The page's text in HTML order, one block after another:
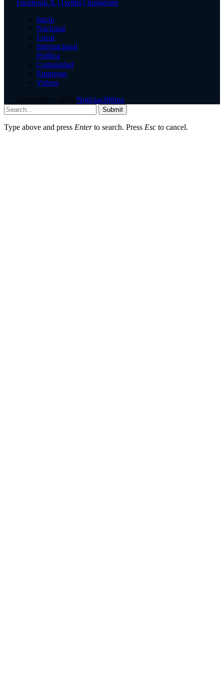
Facebook X (Twitter) Instagram
Inicio
Nacional
Local
Internacional
Política
Comunidad
Empresas
Videos
Copyright © 2026 Noticias360mx
Submit
Type above and press Enterto search. Press Esc to cancel.